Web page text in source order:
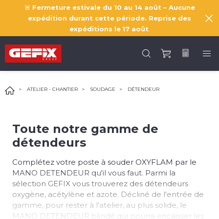
🚨 Fermeture estivale du 10 au 14 août – Aucune
expédition durant cette période. Reprise des
expéditions le 17 août
ATELIER - CHANTIER SOUDAGE DÉTENDEUR
Toute notre gamme de
détendeurs
Complétez votre poste à souder OXYFLAM par le
MANO DETENDEUR qu'il vous faut. Parmi la
sélection GEFIX vous trouverez des détendeurs
oxygène, acétylène et azote. Décliné de l'entrée de
gamme, pour rester à l'atelier, au plus solide, le
MANO DETENDEUR blindé qui pourra encaisser les